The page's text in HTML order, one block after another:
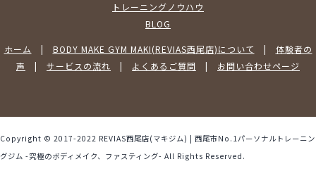
トレーニングノウハウ
BLOG
ホーム BODY MAKE GYM MAKI(REVIAS西尾店)について
体験者の
声
サービスの流れ よくあるご質問 お問い合わせページ
Copyright © 2017-2022 REVIAS西尾店(マキジム) | 西尾市No.1パーソナルトレーニン
グジム -究極のボディメイク、ファスティング- All Rights Reserved.